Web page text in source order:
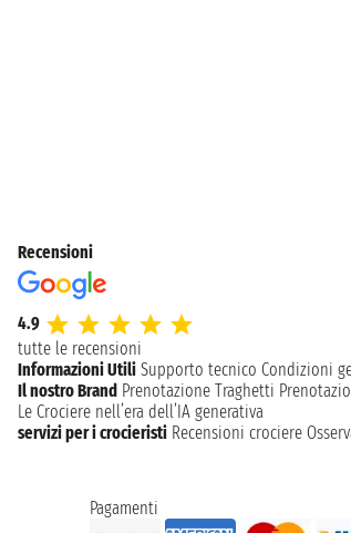
Recensioni
4.9
tutte le recensioni
Informazioni Utili Supporto tecnico Condizioni
Il nostro Brand Prenotazione Traghetti
Le Crociere nell’era dell’IA generativa
servizi per i crocieristi Recensioni crociere
Pagamenti